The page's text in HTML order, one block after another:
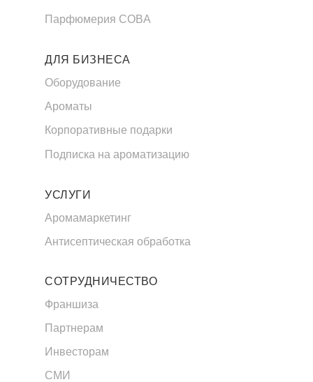
ДЛЯ БИЗНЕСА
Оборудование
Ароматы
Корпоративные подарки
СОТРУДНИЧЕСТВО
Франшиза
Партнерам
Инвесторам
СМИ
Парфюмерия COBA
УСЛУГИ
Аромамаркетинг
Антисептическая обработка
Подписка на ароматизацию